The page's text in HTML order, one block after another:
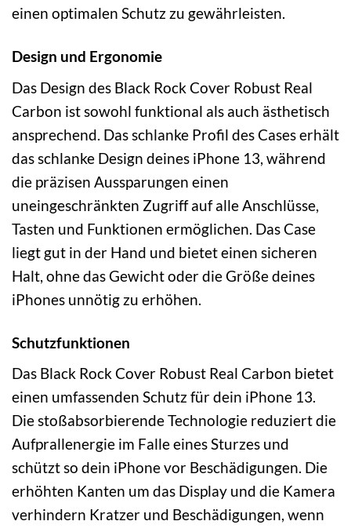
einen optimalen Schutz zu gewährleisten.
Design und Ergonomie
Das Design des Black Rock Cover Robust Real
Carbon ist sowohl funktional als auch ästhetisch
ansprechend. Das schlanke Profil des Cases erhält
das schlanke Design deines iPhone 13, während
die präzisen Aussparungen einen
uneingeschränkten Zugriff auf alle Anschlüsse,
Tasten und Funktionen ermöglichen. Das Case
liegt gut in der Hand und bietet einen sicheren
Halt, ohne das Gewicht oder die Größe deines
iPhones unnötig zu erhöhen.
Schutzfunktionen
Das Black Rock Cover Robust Real Carbon bietet
einen umfassenden Schutz für dein iPhone 13.
Die stoßabsorbierende Technologie reduziert die
Aufprallenergie im Falle eines Sturzes und
schützt so dein iPhone vor Beschädigungen. Die
erhöhten Kanten um das Display und die Kamera
verhindern Kratzer und Beschädigungen, wenn